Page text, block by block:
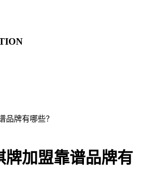
品牌有哪些？
牌加盟靠谱品牌有